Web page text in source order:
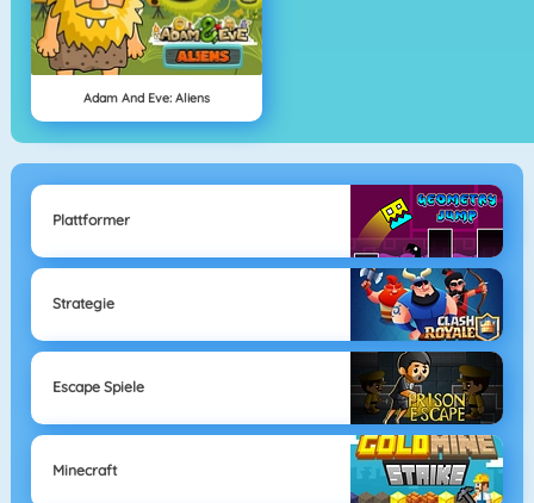
Adam And Eve: Aliens
Plattformer
Strategie
Escape Spiele
Minecraft